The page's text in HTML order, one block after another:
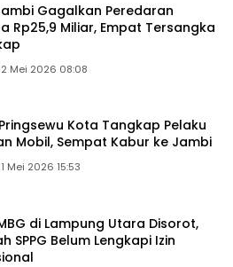
Gagalkan Peredaran
Rp25,9 Miliar, Empat Tersangka
Mei 2026 08:08
Kota Tangkap Pelaku
Mobil, Sempat Kabur ke Jambi
Mei 2026 15:53
di Lampung Utara Disorot,
SPPG Belum Lengkapi Izin